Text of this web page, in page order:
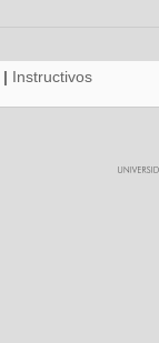
| Instructivos